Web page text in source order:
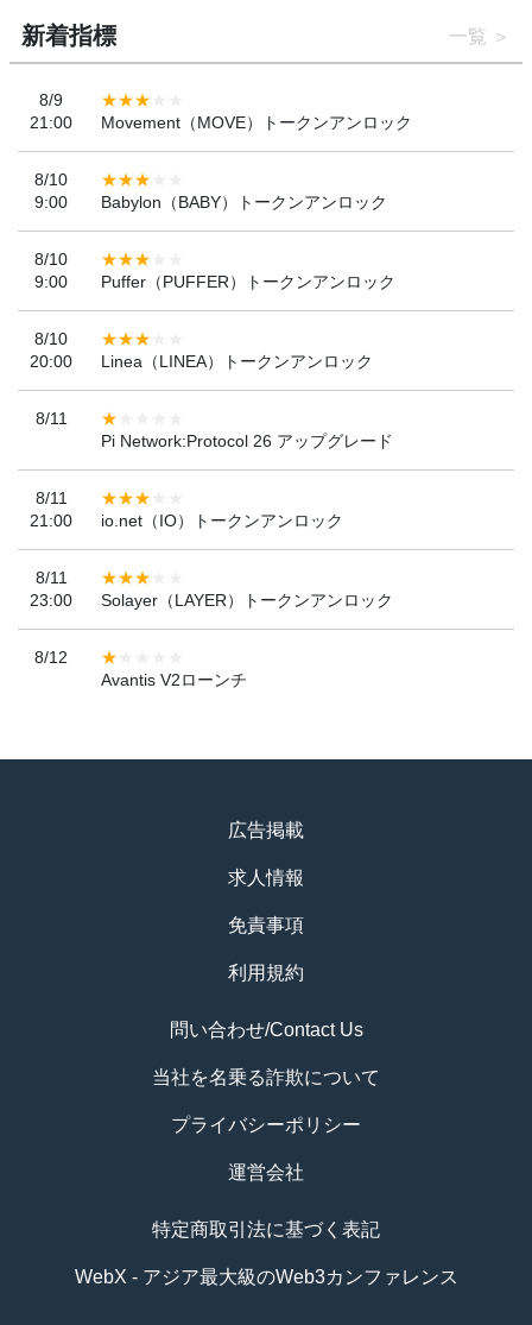
新着指標 一覧
8/9
21:00
Movement（MOVE）トークンアンロック
8/10
9:00
Babylon（BABY）トークンアンロック
8/10
9:00
Puffer（PUFFER）トークンアンロック
8/10
20:00
Linea（LINEA）トークンアンロック
8/11
Pi Network:Protocol 26 アップグレード
8/11
21:00
io.net（IO）トークンアンロック
8/11
23:00
Solayer（LAYER）トークンアンロック
8/12
Avantis V2ローンチ
広告掲載
求人情報
免責事項
利用規約
問い合わせ/Contact Us
当社を名乗る詐欺について
プライバシーポリシー
運営会社
特定商取引法に基づく表記
WebX - アジア最大級のWeb3カンファレンス